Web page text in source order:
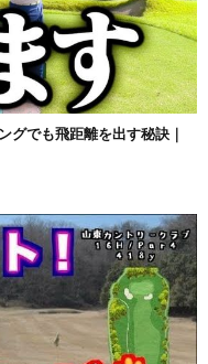
グでも飛距離を出す秘訣｜